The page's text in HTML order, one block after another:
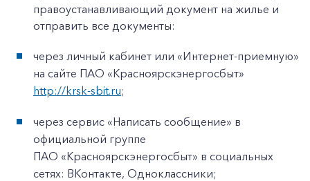
правоустанавливающий документ на жилье и
отправить все документы:
через личный кабинет или «Интернет-приемную»
на сайте ПАО «Красноярскэнергосбыт»
http://krsk-sbit.ru;
через сервис «Написать сообщение» в
официальной группе
ПАО «Красноярскэнергосбыт» в социальных
сетях: ВКонтакте, Одноклассники;